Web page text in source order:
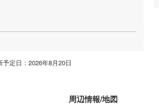
定日：2026年8月20日
周辺情報/地図